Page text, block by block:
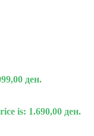
ден.
is: 1.690,00 ден.